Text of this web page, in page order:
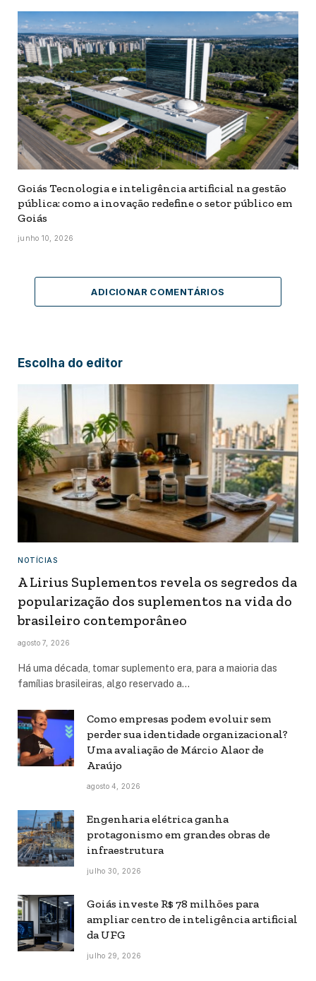
Goiás Tecnologia e inteligência artificial na gestão
pública: como a inovação redefine o setor público em
Goiás
junho 10, 2026
ADICIONAR COMENTÁRIOS
Escolha do editor
NOTÍCIAS
A Lirius Suplementos revela os segredos da
popularização dos suplementos na vida do
brasileiro contemporâneo
agosto 7, 2026
Há uma década, tomar suplemento era, para a maioria das
famílias brasileiras, algo reservado a…
Como empresas podem evoluir sem
perder sua identidade organizacional?
Uma avaliação de Márcio Alaor de
Araújo
agosto 4, 2026
Engenharia elétrica ganha
protagonismo em grandes obras de
infraestrutura
julho 30, 2026
Goiás investe R$ 78 milhões para
ampliar centro de inteligência artificial
da UFG
julho 29, 2026